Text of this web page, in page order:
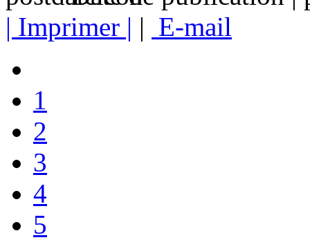
| Imprimer | | E-mail
1
2
3
4
5